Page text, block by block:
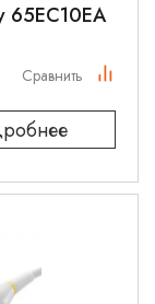
65EC10EA
Сравнить